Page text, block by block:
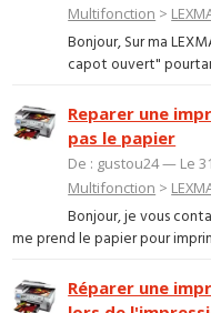
Multifonction >
Bonjour, Sur ma
capot ouvert"
Reparer une
pas le papier
De : gustou24 — Le
Multifonction >
Bonjour, je vous
me prend le papier pour
Réparer une